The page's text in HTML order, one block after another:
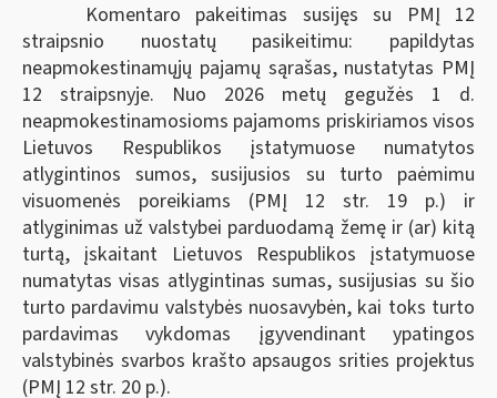
Komentaro pakeitimas susijęs su PMĮ 12
straipsnio nuostatų pasikeitimu: papildytas
neapmokestinamųjų pajamų sąrašas, nustatytas PMĮ
12 straipsnyje. Nuo 2026 metų gegužės 1 d.
neapmokestinamosioms pajamoms priskiriamos visos
Lietuvos Respublikos įstatymuose numatytos
atlygintinos sumos, susijusios su turto paėmimu
visuomenės poreikiams (PMĮ 12 str. 19 p.) ir
atlyginimas už valstybei parduodamą žemę ir (ar) kitą
turtą, įskaitant Lietuvos Respublikos įstatymuose
numatytas visas atlygintinas sumas, susijusias su šio
turto pardavimu valstybės nuosavybėn, kai toks turto
pardavimas vykdomas įgyvendinant ypatingos
valstybinės svarbos krašto apsaugos srities projektus
(PMĮ 12 str. 20 p.).